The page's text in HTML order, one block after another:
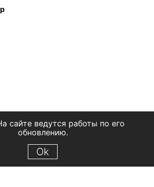
сайте ведутся работы по его
обновлению.
Ok